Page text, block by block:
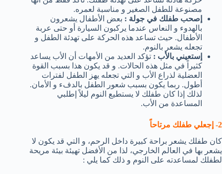
مصنوعة للطفل الصغير و مناسبة لعمره.
إصحب طفلك في جولة : بعض الأطفال يشعرون
بالهدوء و النعاس عندما يركبون السيارة أو حتى عربة
الأطفال. حيث تساعد هذه الحركة على تهدئة الطفل و
تجعله يشعر بالنوم.
إستعيني بالأب : تؤكد العديد من الأمهات أن الأب يساعد
كثيراً في مثل هذه الحالات. و قد يكون هذا بسبب القوة
العضلية لذراع الأب و التي تجعله يهز الطفل لفترات
أطول. ربما يكون بسبب شعور الطفل بالدفء و الأمان.
لذلك إذا كان طفلك لا يستطيع النوم ليلاً إطلبي
المساعدة من الأب.
2- إجعلي طفلك مرتاحاً
كان طفلك يشعر براحة كبيرة داخل الرحم، و التي قد يكون لا
يشعر بها في العالم الخارجي، لذا من الأفضل تهيئة بيئة مريحة
لطفلك لمساعدته على النوم و ذلك كما يلي :